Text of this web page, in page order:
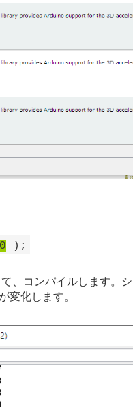
);
、コンパイルします。
変化します。